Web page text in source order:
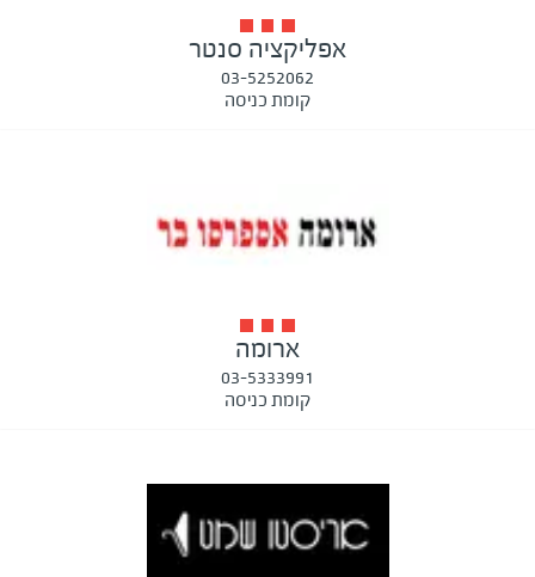
אפליקציה סנטר
03-5252062
קומת כניסה
ארומה
03-5333991
קומת כניסה